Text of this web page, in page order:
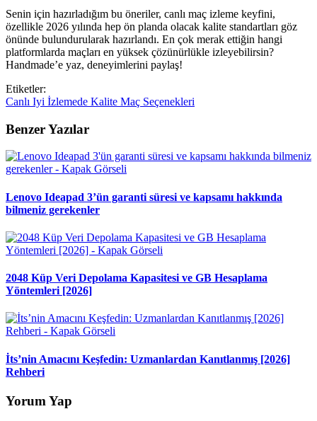
Senin için hazırladığım bu öneriler, canlı maç izleme keyfini,
özellikle 2026 yılında hep ön planda olacak kalite standartları göz
önünde bulundurularak hazırlandı. En çok merak ettiğin hangi
platformlarda maçları en yüksek çözünürlükle izleyebilirsin?
Handmade’e yaz, deneyimlerini paylaş!
Etiketler:
Canlı Iyi İzlemede Kalite Maç Seçenekleri
Benzer Yazılar
Lenovo Ideapad 3’ün garanti süresi ve kapsamı hakkında
bilmeniz gerekenler
2048 Küp Veri Depolama Kapasitesi ve GB Hesaplama
Yöntemleri [2026]
İts’nin Amacını Keşfedin: Uzmanlardan Kanıtlanmış [2026]
Rehberi
Yorum Yap